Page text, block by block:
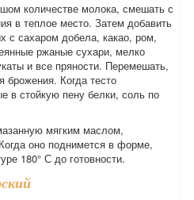
количестве молока, смешать с
в теплое место. Затем добавить
с сахаром добела, какао, ром,
ржаные сухари, мелко
и все пряности. Перемешать,
брожения. Когда тесто
в стойкую пену белки, соль по
мягким маслом,
оно поднимется в форме,
180° С до готовности.